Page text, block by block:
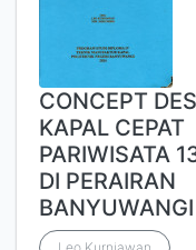
CONCEPT
KAPAL CEPAT
PARIWISATA
DI PERAIRAN